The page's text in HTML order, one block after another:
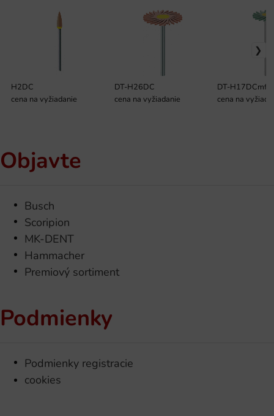
H2DC
cena na vyžiadanie
DT-H26DC
cena na vyžiadanie
DT-H17DCmf
cena na
Objavte
Busch
Scoripion
MK-DENT
Hammacher
Premiový sortiment
Podmienky
Podmienky registracie
cookies